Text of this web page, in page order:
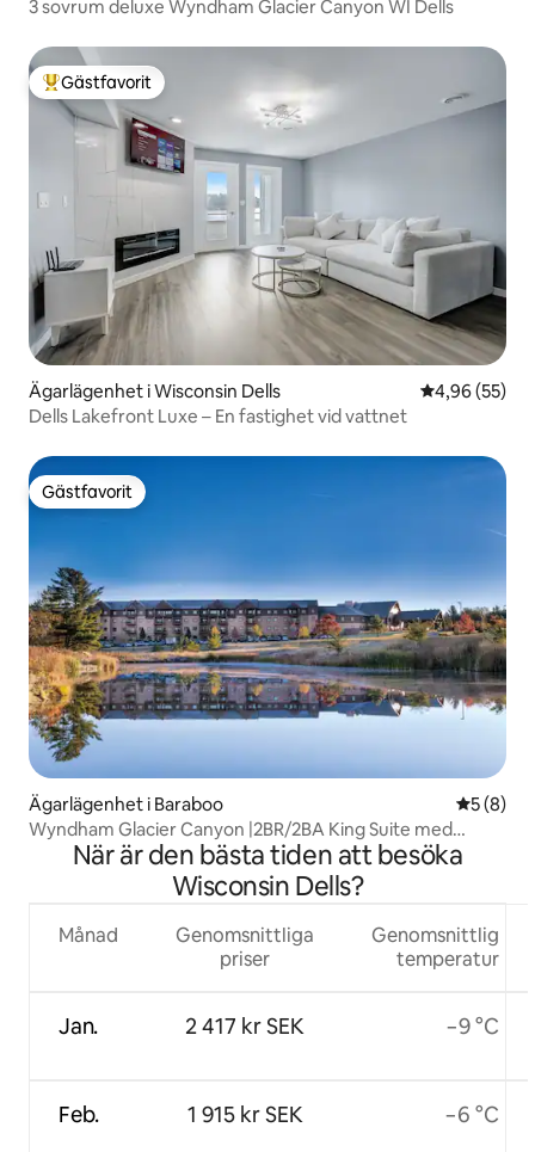
3 sovrum deluxe Wyndham Glacier Canyon WI Dells
Populär gästfavorit
Gästfavorit
Ägarlägenhet i Wisconsin Dells 4,96 av 5 i
4,96 (55)
Dells Lakefront Luxe – En fastighet vid vattnet
Gästfavorit
Gästfavorit
Ägarlägenhet i Baraboo 5 av 5 i
5 (8)
Wyndham Glacier Canyon |2BR/2BA King Suite med
balkongNär är den bästa tiden att besöka
Wisconsin Dells?
Månad
Jan.
Feb.
Genomsnittliga
priser
2 417 kr SEK
1 915 kr SEK
Genomsnittlig
temperatur
−9 °C
−6 °C